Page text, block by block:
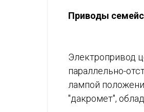
Приводы
Электропривод
параллельно-
лампой
"дакромет",